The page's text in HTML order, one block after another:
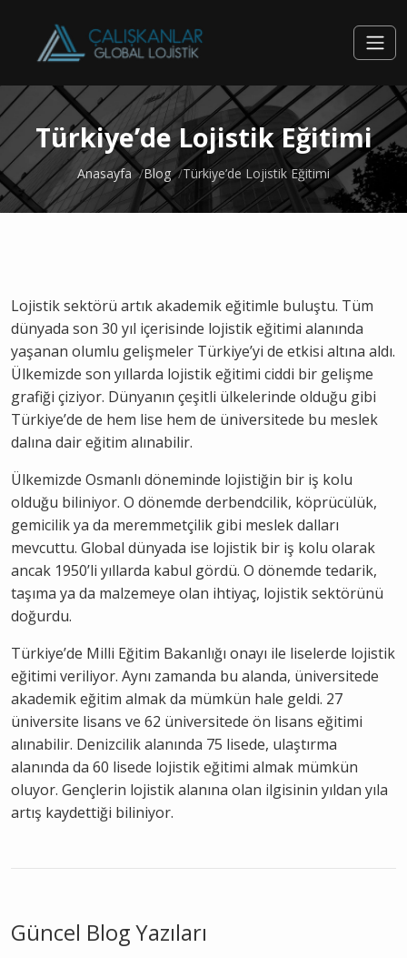
Türkiye’de Lojistik Eğitimi
Anasayfa Blog Türkiye’de Lojistik Eğitimi
Lojistik sektörü artık akademik eğitimle buluştu. Tüm
dünyada son 30 yıl içerisinde lojistik eğitimi alanında
yaşanan olumlu gelişmeler Türkiye’yi de etkisi altına aldı.
Ülkemizde son yıllarda lojistik eğitimi ciddi bir gelişme
grafiği çiziyor. Dünyanın çeşitli ülkelerinde olduğu gibi
Türkiye’de de hem lise hem de üniversitede bu meslek
dalına dair eğitim alınabilir.
Ülkemizde Osmanlı döneminde lojistiğin bir iş kolu
olduğu biliniyor. O dönemde derbendcilik, köprücülük,
gemicilik ya da meremmetçilik gibi meslek dalları
mevcuttu. Global dünyada ise lojistik bir iş kolu olarak
ancak 1950’li yıllarda kabul gördü. O dönemde tedarik,
taşıma ya da malzemeye olan ihtiyaç, lojistik sektörünü
doğurdu.
Türkiye’de Milli Eğitim Bakanlığı onayı ile liselerde lojistik
eğitimi veriliyor. Aynı zamanda bu alanda, üniversitede
akademik eğitim almak da mümkün hale geldi. 27
üniversite lisans ve 62 üniversitede ön lisans eğitimi
alınabilir. Denizcilik alanında 75 lisede, ulaştırma
alanında da 60 lisede lojistik eğitimi almak mümkün
oluyor. Gençlerin lojistik alanına olan ilgisinin yıldan yıla
artış kaydettiği biliniyor.
Güncel Blog Yazıları